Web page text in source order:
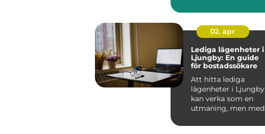
avgörande roll.
Låssmed S...
02. apr
Lediga lägenheter i
Ljungby: En guide
för bostadssökare
Att hitta lediga
lägenheter i Ljungby
kan verka som en
utmaning, men med